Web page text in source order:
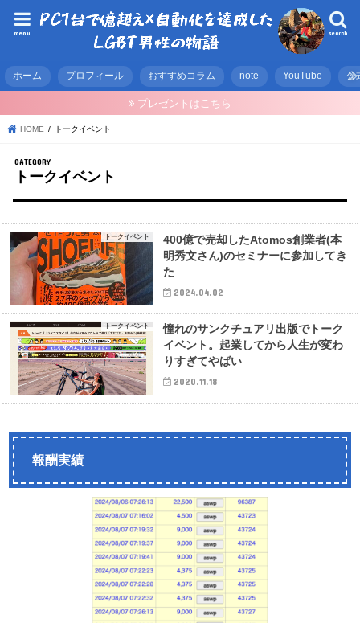
search
menu
ホーム プロフィール おすすめコラム note YouTube 公
プレゼントはこちら
HOME トークイベント
トークイベント
トークイベント
400億で売却したAtomos創業者(本
明秀文さん)のセミナーに参加してき
た
2024.04.02
トークイベント
憧れのサンクチュアリ出版でトーク
イベント。起業してから人生が変わ
りすぎてやばい
2020.11.18
報酬実績